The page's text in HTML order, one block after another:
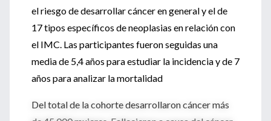
el riesgo de desarrollar cáncer en general y el de
17 tipos específicos de neoplasias en relación con
el IMC. Las participantes fueron seguidas una
media de 5,4 años para estudiar la incidencia y de 7
años para analizar la mortalidad
Del total de la cohorte desarrollaron cáncer más